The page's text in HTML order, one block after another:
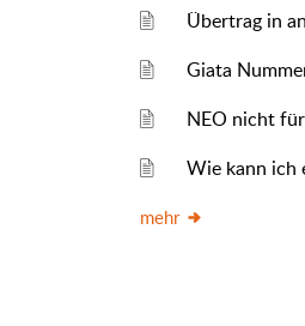
Übertrag in
Giata
NEO nicht
Wie kann ich
mehr